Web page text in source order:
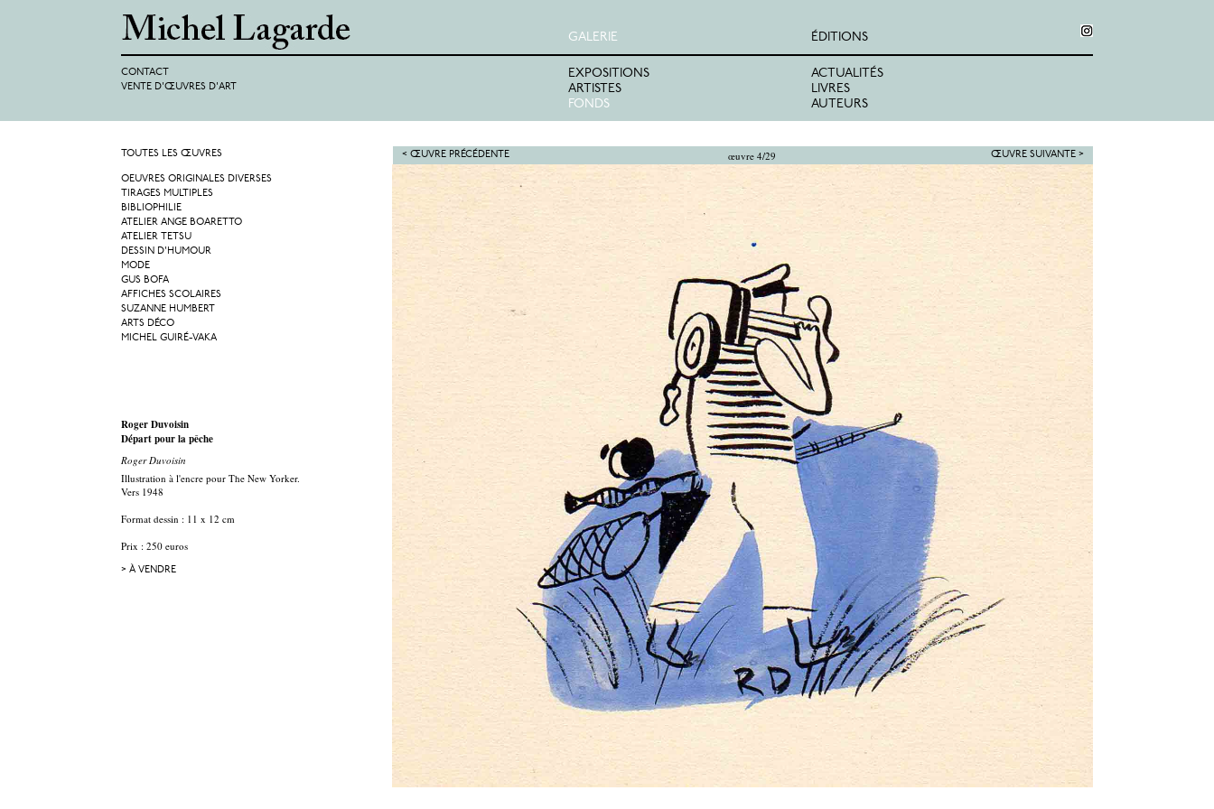
GALERIE
EXPOSITIONS
ARTISTES
FONDS
ÉDITIONS
ACTUALITÉS
LIVRES
AUTEURS
CONTACT
VENTE D'ŒUVRES D'ART
œuvre 4/29
< ŒUVRE PRÉCÉDENTE ŒUVRE SUIVANTE >
TOUTES LES ŒUVRES
OEUVRES ORIGINALES DIVERSES
TIRAGES MULTIPLES
BIBLIOPHILIE
ATELIER ANGE BOARETTO
ATELIER TETSU
DESSIN D'HUMOUR
MODE
GUS BOFA
AFFICHES SCOLAIRES
SUZANNE HUMBERT
ARTS DÉCO
MICHEL GUIRÉ-VAKA
Roger Duvoisin
Départ pour la pêche
Roger Duvoisin
Illustration à l'encre pour The New Yorker.
Vers 1948
Format dessin : 11 x 12 cm
Prix : 250 euros
> À VENDRE